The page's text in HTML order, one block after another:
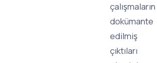
çalışmaların
dokümante
edilmiş
çıktıları